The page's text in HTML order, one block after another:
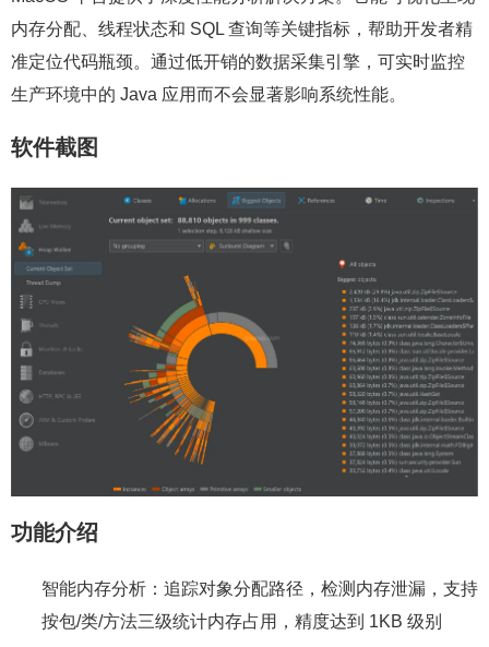
内存分配、线程状态和 SQL 查询等关键指标，帮助开发者精
准定位代码瓶颈。通过低开销的数据采集引擎，可实时监控
生产环境中的 Java 应用而不会显著影响系统性能。
软件截图
功能介绍
智能内存分析：追踪对象分配路径，检测内存泄漏，支持
按包/类/方法三级统计内存占用，精度达到 1KB 级别